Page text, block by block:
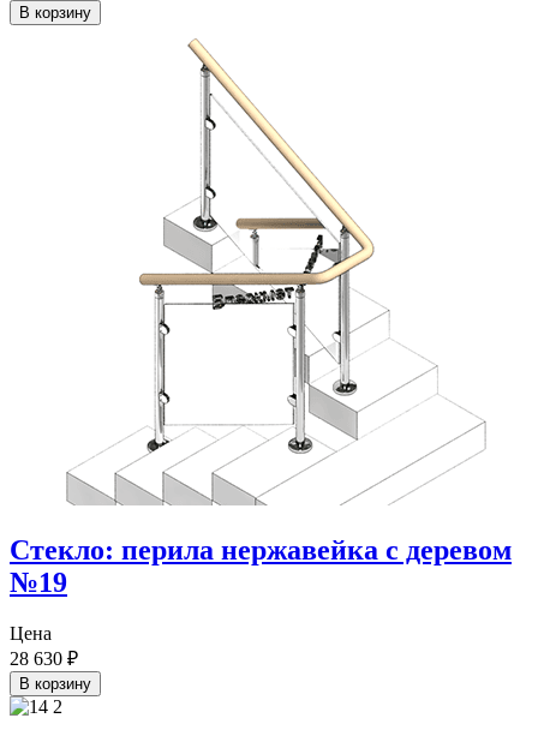
В корзину
Стекло: перила нержавейка с деревом
№19
Цена
28 630 ₽
В корзину